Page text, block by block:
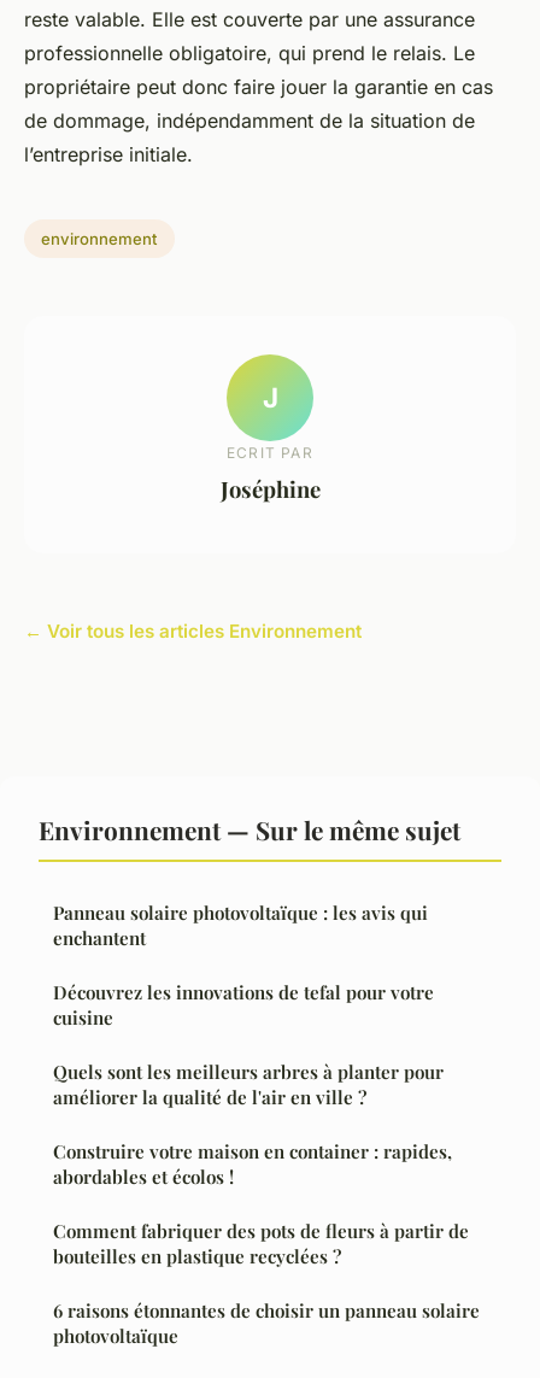
reste valable. Elle est couverte par une assurance
professionnelle obligatoire, qui prend le relais. Le
propriétaire peut donc faire jouer la garantie en cas
de dommage, indépendamment de la situation de
l’entreprise initiale.
environnement
J
ECRIT PAR
Joséphine
← Voir tous les articles Environnement
Environnement — Sur le même sujet
Panneau solaire photovoltaïque : les avis qui
enchantent
Découvrez les innovations de tefal pour votre
cuisine
Quels sont les meilleurs arbres à planter pour
améliorer la qualité de l'air en ville ?
Construire votre maison en container : rapides,
abordables et écolos !
Comment fabriquer des pots de fleurs à partir de
bouteilles en plastique recyclées ?
6 raisons étonnantes de choisir un panneau solaire
photovoltaïque